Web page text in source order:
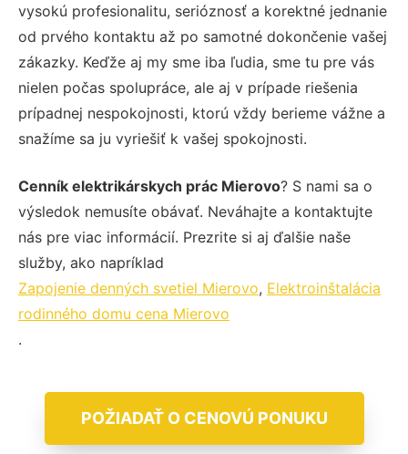
vysokú profesionalitu, serióznosť a korektné jednanie
od prvého kontaktu až po samotné dokončenie vašej
zákazky. Keďže aj my sme iba ľudia, sme tu pre vás
nielen počas spolupráce, ale aj v prípade riešenia
prípadnej nespokojnosti, ktorú vždy berieme vážne a
snažíme sa ju vyriešiť k vašej spokojnosti.
Cenník elektrikárskych prác Mierovo? S nami sa o
výsledok nemusíte obávať. Neváhajte a kontaktujte
nás pre viac informácií. Prezrite si aj ďalšie naše
služby, ako napríklad
Zapojenie denných svetiel Mierovo, Elektroinštalácia
rodinného domu cena Mierovo
.
POŽIADAŤ O CENOVÚ PONUKU